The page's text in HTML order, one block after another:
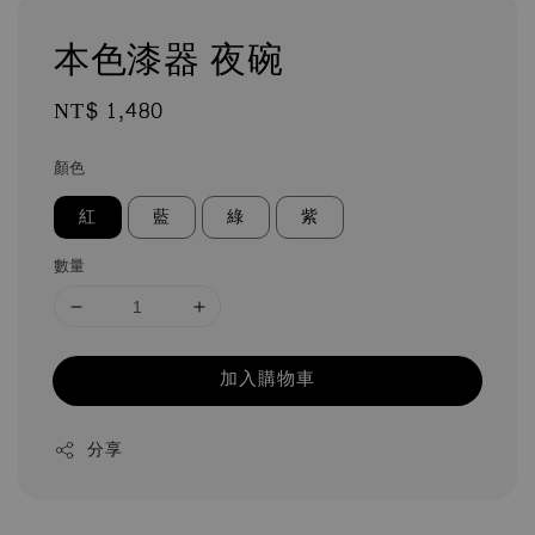
本色漆器 夜碗
Regular
NT$ 1,480
顏色
紅 藍 綠 紫
數量
加入購物車
分享